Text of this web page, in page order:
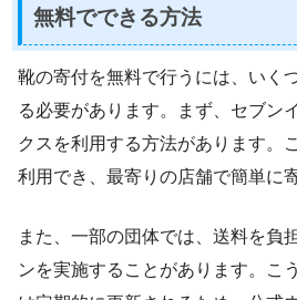
無料でできる方法
靴の寄付を無料で行うには、いく
る必要があります。まず、セブン
クスを利用する方法があります。
利用でき、最寄りの店舗で簡単に
また、一部の団体では、送料を負
ンを実施することがあります。こ